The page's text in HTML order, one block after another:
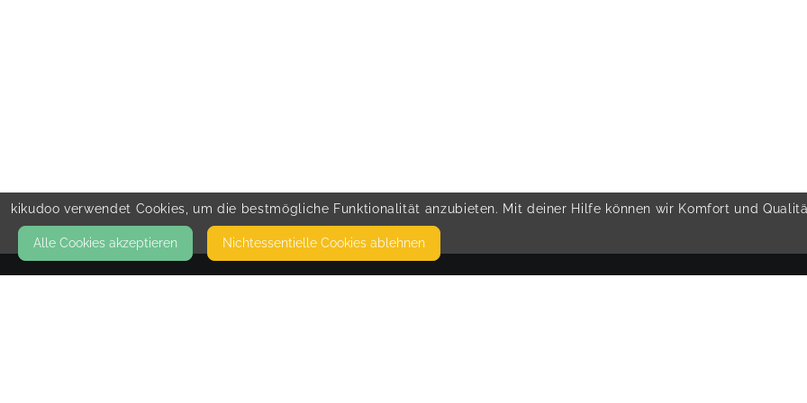
kikudoo verwendet Cookies, um die bestmögliche Funktionalität anzubieten. Mit deiner Hilfe können wir Komfort und
Alle Cookies akzeptieren Nicht­essentielle Cookies ablehnen